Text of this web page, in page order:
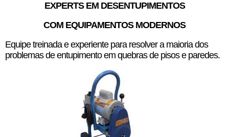
EXPERTS EM DESENTUPIMENTOS
COM EQUIPAMENTOS MODERNOS
Equipe treinada e experiente para resolver a maioria dos
problemas de entupimento em quebras de pisos e paredes.